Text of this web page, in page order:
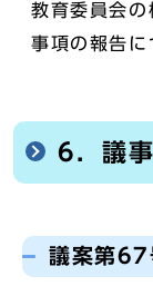
教育委員会の
事項の報告に
6．議
議案第67